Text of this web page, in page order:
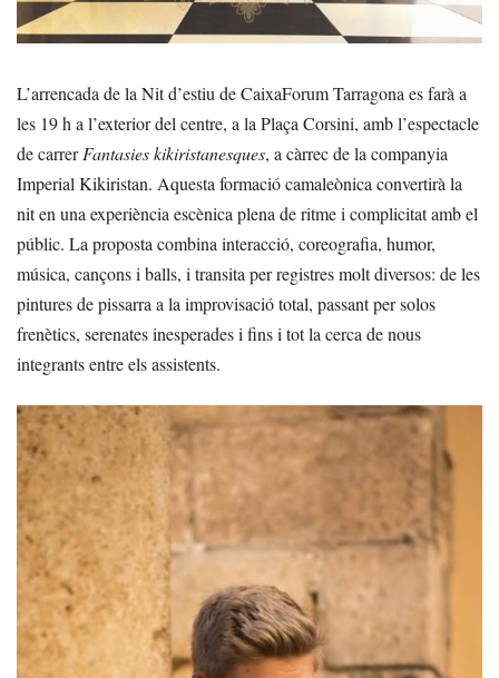
L’arrencada de la Nit d’estiu de CaixaForum Tarragona es farà a
les 19 h a l’exterior del centre, a la Plaça Corsini, amb l’espectacle
de carrerFantasies kikiristanesques, a càrrec de la companyia
Imperial Kikiristan. Aquesta formació camaleònica convertirà la
nit en una experiència escènica plena de ritme i complicitat amb el
públic. La proposta combina interacció, coreografia, humor,
música, cançons i balls, i transita per registres molt diversos: de les
pintures de pissarra a la improvisació total, passant per solos
frenètics, serenates inesperades i fins i tot la cerca de nous
integrants entre els assistents.